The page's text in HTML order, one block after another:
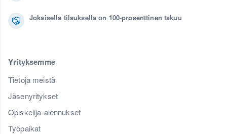
Jokaisella tilauksella on 100-prosenttinen takuu
Yrityksemme
Tietoja meistä
Jäsenyritykset
Opiskelija-alennukset
Työpaikat